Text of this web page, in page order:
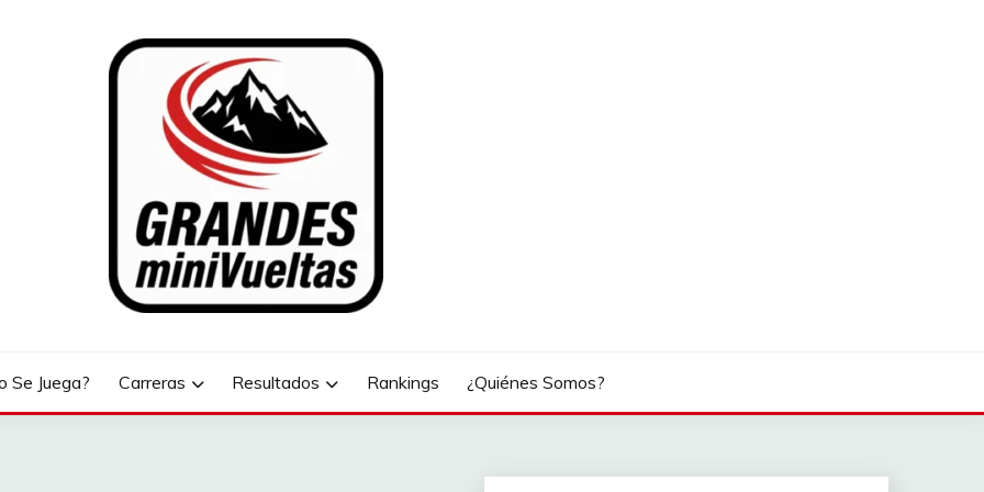
Se Juega? Carreras Resultados Rankings ¿Quiénes Somos?